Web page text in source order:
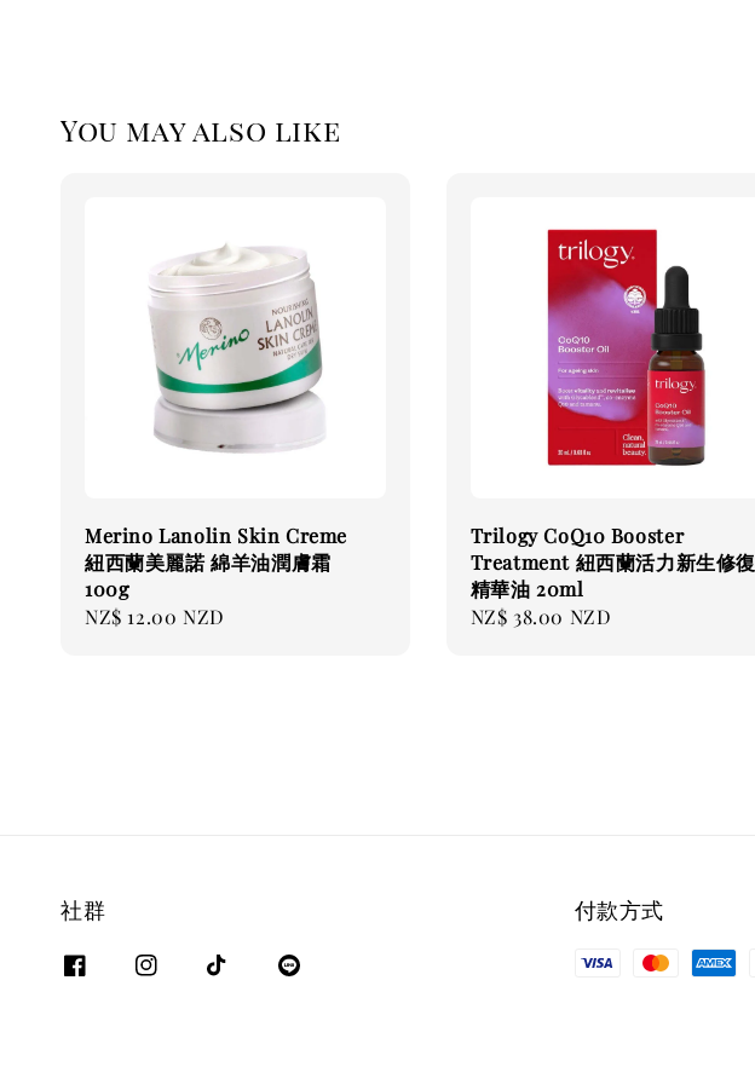
You may also like
Merino Lanolin Skin Creme
紐西蘭美麗諾 綿羊油潤膚霜
100g
Regular
NZ$ 12.00 NZD
Trilogy CoQ10 Booster
Treatment 紐西蘭活力新生修復
精華油 20ml
Regular
NZ$ 38.00 NZD
社群 付款方式